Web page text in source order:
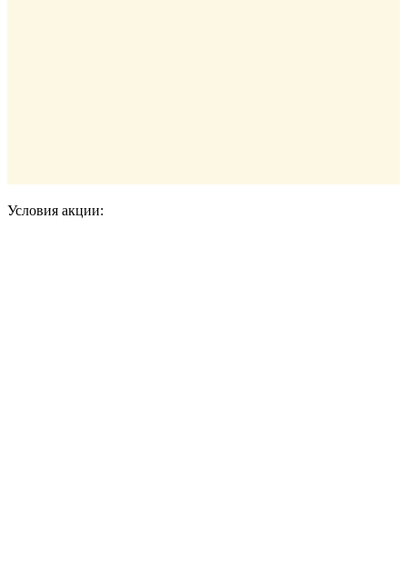
Условия акции: